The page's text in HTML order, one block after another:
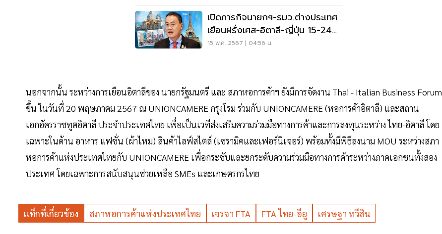
เปิดภารกิจนายกฯ-รมว.ต่างประเทศ
เยือนฝรั่งเศส-อิตาลี-ญี่ปุ่น 15-24
พ.ค.67
15 พ.ค. 2567 | 04:56 น.
นอกจากนั้น ระหว่างการเยือนอิตาลีของ นายกรัฐมนตรี และ สภาหอการค้าฯ ยังมีการจัดงาน Thai - Italian Business Forum
ขึ้น ในวันที่ 20 พฤษภาคม 2567 ณ UNIONCAMERE กรุงโรม ร่วมกับ UNIONCAMERE (หอการค้าอิตาลี) และสถาน
เอกอัครราชทูตอิตาลี ประจำประเทศไทย เพื่อเป็นเวทีส่งเสริมความร่วมมือทางการค้าและการลงทุนระหว่าง ไทย-อิตาลี โดย
เฉพาะในด้าน อาหาร แฟชั่น (ผ้าไหม) สินค้าไลฟ์สไตล์ (เซรามิคและเฟอร์นิเจอร์) พร้อมทั้งมีพิธีลงนาม MOU ระหว่างสภา
หอการค้าแห่งประเทศไทยกับ UNIONCAMERE เพื่อกระชับและยกระดับความร่วมมือทางการค้าระหว่างภาคเอกชนทั้งสอง
ประเทศ โดยเฉพาะการสนับสนุนช่วยเหลือ SMEs และเกษตรกรไทย
แท็กที่เกี่ยวข้อง สภาหอการค้าแห่งประเทศไทย เจรจา FTA FTA ไทย-อียู เศรษฐา ทวีสิน